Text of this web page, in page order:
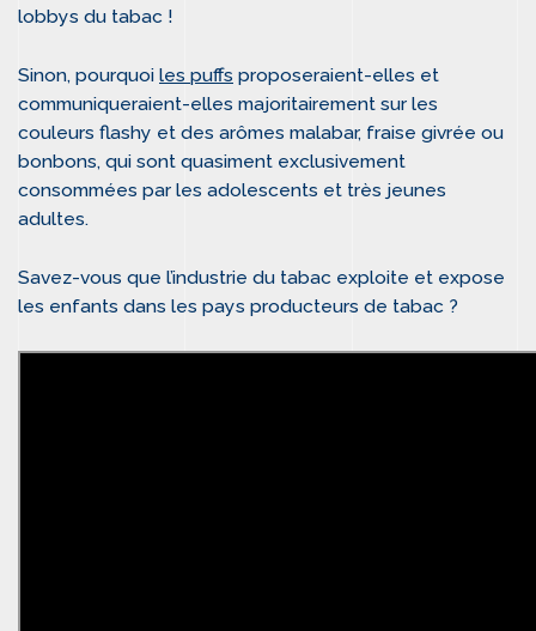
lobbys du tabac !
Sinon, pourquoi les puffs proposeraient-elles et
communiqueraient-elles majoritairement sur les
couleurs flashy et des arômes malabar, fraise givrée ou
bonbons, qui sont quasiment exclusivement
consommées par les adolescents et très jeunes
adultes.
Savez-vous que l’industrie du tabac exploite et expose
les enfants dans les pays producteurs de tabac ?